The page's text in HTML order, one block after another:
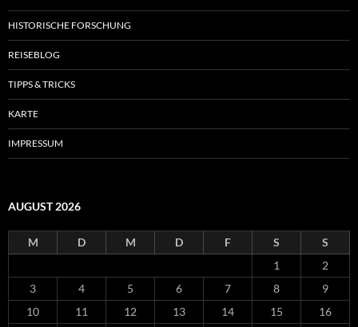
HISTORISCHE FORSCHUNG
REISEBLOG
TIPPS & TRICKS
KARTE
IMPRESSUM
AUGUST 2026
M D M D F S
S
1
2
3
4 5 6 7 8
9
10
11 12 13 14 15
16